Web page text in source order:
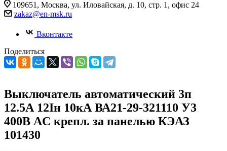
109651, Москва, ул. Иловайская, д. 10, стр. 1, офис 24
zakaz@en-msk.ru
Вконтакте
Поделиться
Выключатель автоматический 3п
12.5А 12Iн 10кА ВА21-29-321110 У3
400В AC крепл. за панелью КЭАЗ
101430